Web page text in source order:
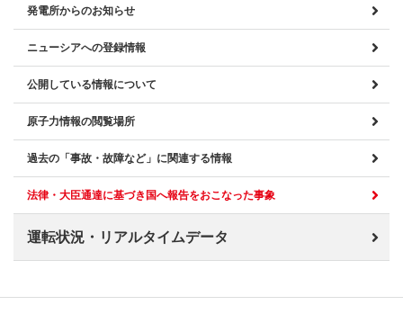
発電所からのお知らせ
ニューシアへの登録情報
公開している情報について
原子力情報の閲覧場所
過去の「事故・故障など」に関連する情報
法律・大臣通達に基づき国へ報告をおこなった事象
運転状況・リアルタイムデータ